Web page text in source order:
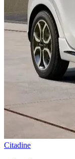
Citadine